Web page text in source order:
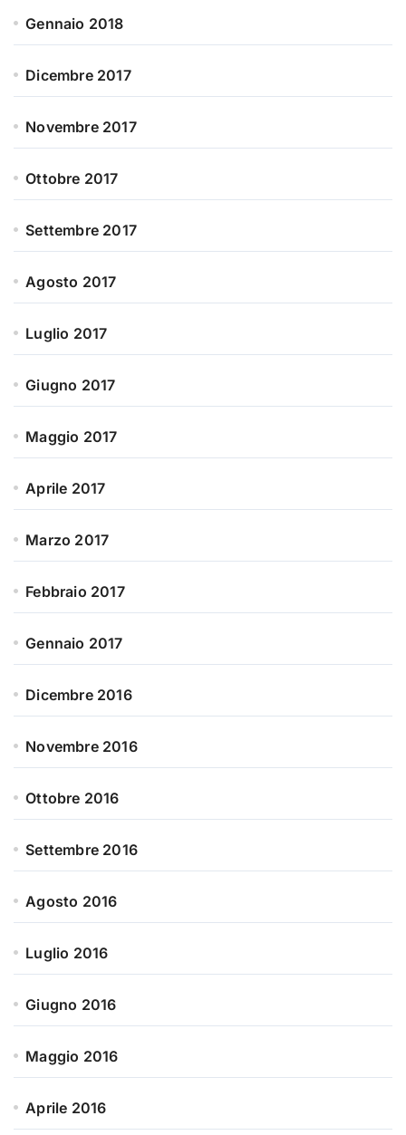
Gennaio 2018
Dicembre 2017
Novembre 2017
Ottobre 2017
Settembre 2017
Agosto 2017
Luglio 2017
Giugno 2017
Maggio 2017
Aprile 2017
Marzo 2017
Febbraio 2017
Gennaio 2017
Dicembre 2016
Novembre 2016
Ottobre 2016
Settembre 2016
Agosto 2016
Luglio 2016
Giugno 2016
Maggio 2016
Aprile 2016